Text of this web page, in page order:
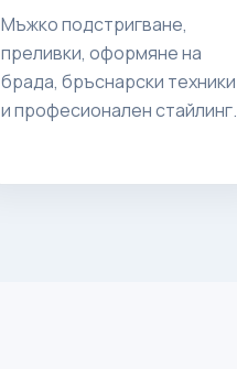
Мъжко подстригване,
преливки, оформяне на
брада, бръснарски техники
и професионален стайлинг.